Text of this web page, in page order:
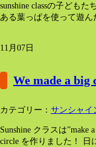
sunshine classの子ども
ある葉っぱを使って遊
11月07日
We made a big
カテゴリー： サンシャイ
Sunshine クラスは
circle を作りました！ 日